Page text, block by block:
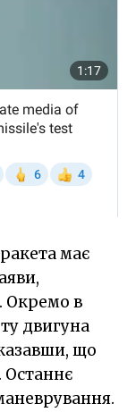
має
Окремо в
двигуна
що
Останнє